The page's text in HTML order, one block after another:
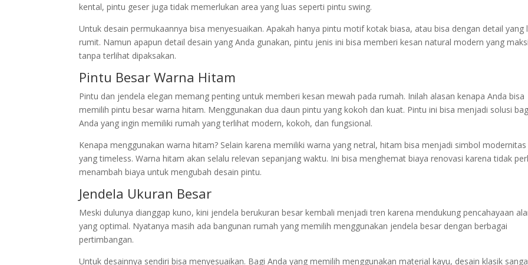
kental, pintu geser juga tidak memerlukan area yang luas seperti pintu swing.
Untuk desain permukaannya bisa menyesuaikan. Apakah hanya pintu motif kotak biasa, atau bisa dengan detail yang
rumit. Namun apapun detail desain yang Anda gunakan, pintu jenis ini bisa memberi kesan natural modern yang
tanpa terlihat dipaksakan.
Pintu Besar Warna Hitam
Pintu dan jendela elegan memang penting untuk memberi kesan mewah pada rumah. Inilah alasan kenapa Anda bisa
memilih pintu besar warna hitam. Menggunakan dua daun pintu yang kokoh dan kuat. Pintu ini bisa menjadi solusi
Anda yang ingin memiliki rumah yang terlihat modern, kokoh, dan fungsional.
Kenapa menggunakan warna hitam? Selain karena memiliki warna yang netral, hitam bisa menjadi simbol modernitas
yang timeless. Warna hitam akan selalu relevan sepanjang waktu. Ini bisa menghemat biaya renovasi karena tidak
menambah biaya untuk mengubah desain pintu.
Jendela Ukuran Besar
Meski dulunya dianggap kuno, kini jendela berukuran besar kembali menjadi tren karena mendukung pencahayaan
yang optimal. Nyatanya masih ada bangunan rumah yang memilih menggunakan jendela besar dengan berbagai
pertimbangan.
Untuk desainnya sendiri bisa menyesuaikan. Bagi Anda yang memilih menggunakan material kayu, desain klasik